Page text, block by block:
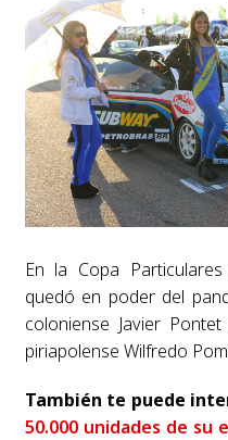
En la Copa
quedó en poder del
coloniense Javier
piriapolense Wilfredo
También te puede
50.000 unidades de su